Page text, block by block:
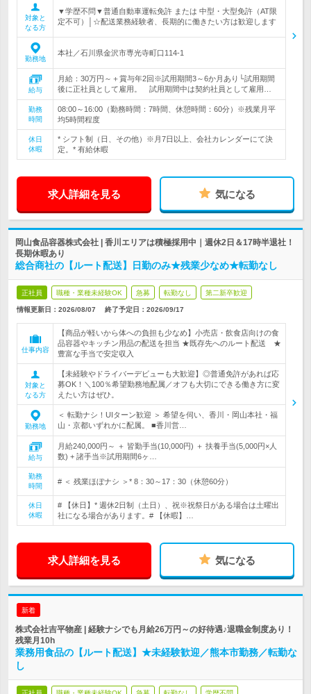
対象と
なる方
▼学歴不問▼普通自動車運転免許 または 中型・大型免許（AT限
定不可）│☆配送業務経験者、長期的に働きたい方は歓迎します
勤務地
本社／石川県金沢市専光寺町口114-1
給与
月給：30万円～＋賞与年2回※試用期間3～6か月あり└試用期間
後に正社員として雇用。 試用期間中は契約社員として雇用…
勤務
時間
08:00～16:00（勤務時間：7時間、休憩時間：60分）※残業月平
均5時間程度
休日
休暇
* シフト制（日、その他）※月7日以上、会社カレンダーにて決
定。* 有給休暇
求人詳細を見る 気になる
岡山食品容器株式会社 | 香川エリアは積極採用中｜週休2日＆17時半退社！
長期休暇あり
総合商社の【ルート配送】日勤のみ★残業少なめ★転勤なし
正社員 職種・業種未経験OK 急募 転勤なし 第二新卒歓迎
情報更新日：2026/08/07 終了予定日： 2026/09/17
仕事内容
【商品が軽いから体への負担も少なめ】小売店・飲食店向けの食
品容器やキッチン用品の配送を担当 ★既存先へのルート配送 ★
豊富な手当で安定収入
対象と
なる方
【未経験やドライバーデビューも大歓迎】◎普通免許があれば応
募OK！＼100％希望勤務地配属／オフも大切にできる働き方に変
えたい方はぜひ。
勤務地
＜ 転勤ナシ！UIターン歓迎 ＞ 希望を伺い、香川・岡山本社・福
山・京都いずれかに配属。 ■香川営…
給与
月給240,000円～ ＋ 皆勤手当(10,000円) ＋ 扶養手当(5,000円×人
数) + 諸手当※試用期間6ヶ…
勤務
時間
# ＜ 残業ほぼナシ ＞* 8：30～17：30（休憩60分）
休日
休暇
# 【休日】* 週休2日制（土日）、祝※祝祭日がある場合は土曜出
社になる場合があります。# 【休暇】…
求人詳細を見る 気になる
新着
株式会社吉平物産 | 経験ナシでも月給26万円～の好待遇♪退職金制度あり！
残業月10h
業務用食品の【ルート配送】★未経験歓迎／熊本市勤務／転勤な
し